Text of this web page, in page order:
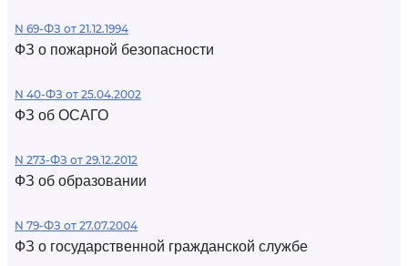
N 69-ФЗ от 21.12.1994
ФЗ о пожарной безопасности
N 40-ФЗ от 25.04.2002
ФЗ об ОСАГО
N 273-ФЗ от 29.12.2012
ФЗ об образовании
N 79-ФЗ от 27.07.2004
ФЗ о государственной гражданской службе